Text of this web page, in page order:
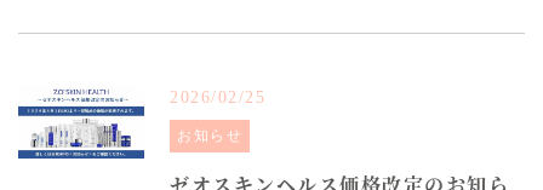
2026/02/25
お知らせ
ゼオスキンヘルス価格改定のお知ら